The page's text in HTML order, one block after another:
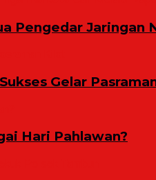
Pengedar Jaringan
Gelar
Hari Pahlawan?